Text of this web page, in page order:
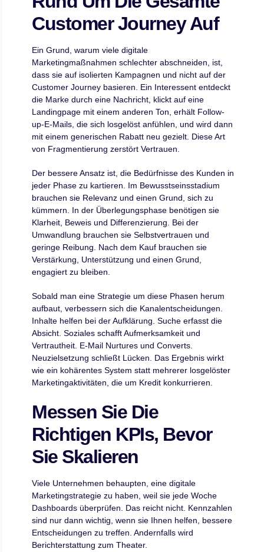
Customer Journey Auf
Ein Grund, warum viele digitale
Marketingmaßnahmen schlechter abschneiden, ist,
dass sie auf isolierten Kampagnen und nicht auf der
Customer Journey basieren. Ein Interessent entdeckt
die Marke durch eine Nachricht, klickt auf eine
Landingpage mit einem anderen Ton, erhält Follow-
up-E-Mails, die sich losgelöst anfühlen, und wird dann
mit einem generischen Rabatt neu gezielt. Diese Art
von Fragmentierung zerstört Vertrauen.
Der bessere Ansatz ist, die Bedürfnisse des Kunden in
jeder Phase zu kartieren. Im Bewusstseinsstadium
brauchen sie Relevanz und einen Grund, sich zu
kümmern. In der Überlegungsphase benötigen sie
Klarheit, Beweis und Differenzierung. Bei der
Umwandlung brauchen sie Selbstvertrauen und
geringe Reibung. Nach dem Kauf brauchen sie
Verstärkung, Unterstützung und einen Grund,
engagiert zu bleiben.
Sobald man eine Strategie um diese Phasen herum
aufbaut, verbessern sich die Kanalentscheidungen.
Inhalte helfen bei der Aufklärung. Suche erfasst die
Absicht. Soziales schafft Aufmerksamkeit und
Vertrautheit. E-Mail Nurtures und Converts.
Neuzielsetzung schließt Lücken. Das Ergebnis wirkt
wie ein kohärentes System statt mehrerer losgelöster
Marketingaktivitäten, die um Kredit konkurrieren.
Messen Sie Die
Richtigen KPIs, Bevor
Sie Skalieren
Viele Unternehmen behaupten, eine digitale
Marketingstrategie zu haben, weil sie jede Woche
Dashboards überprüfen. Das reicht nicht. Kennzahlen
sind nur dann wichtig, wenn sie Ihnen helfen, bessere
Entscheidungen zu treffen. Andernfalls wird
Berichterstattung zum Theater.